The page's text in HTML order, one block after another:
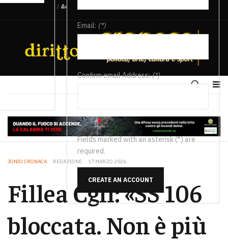
/
Email: (*)
Confirm email Address:(*)
Fields marked with an asterisk (*) are
required.
CREATE AN ACCOUNT
JONIO CRONACA REDAZIONE 17 MARZO 2026
Fillea Cgil: «SS 106
bloccata. Non è più